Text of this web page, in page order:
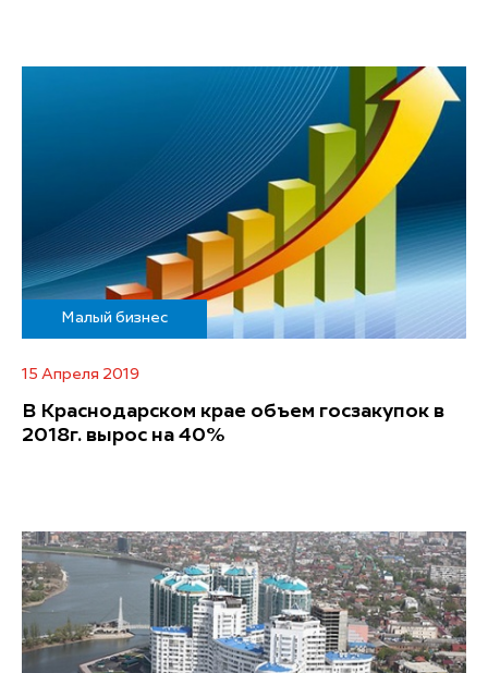
Малый бизнес
15 Апреля 2019
В Краснодарском крае объем госзакупок в
2018г. вырос на 40%